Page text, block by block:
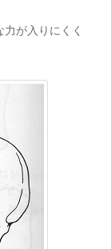
が入りにくく